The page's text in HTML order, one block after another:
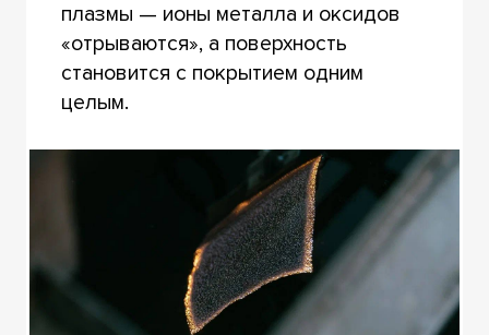
плазмы — ионы металла и оксидов
«отрываются», а поверхность
становится с покрытием одним
целым.